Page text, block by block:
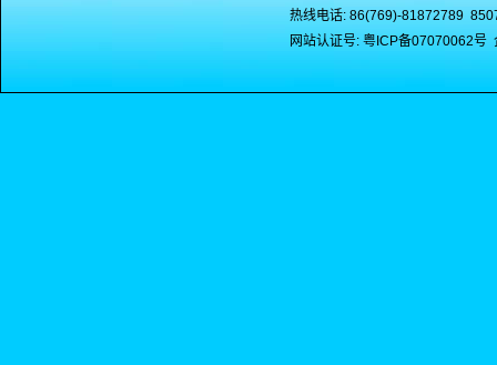
热线电话: 86(769)-81872789
网站认证号: 粤ICP备07070062号